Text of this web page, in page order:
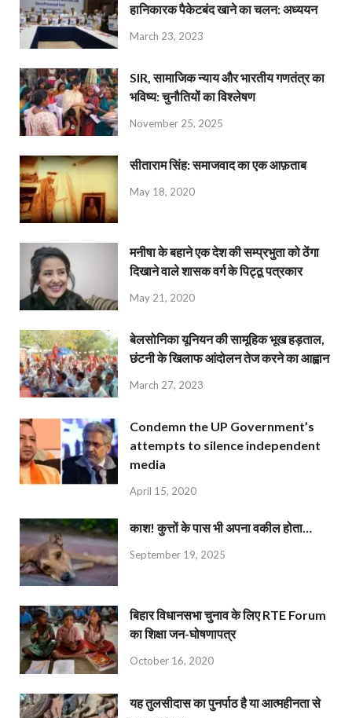
हानिकारक पैकेटबंद खाने का चलन: अध्ययन
March 23, 2023
SIR, सामाजिक न्याय और भारतीय गणतंत्र का
भविष्य: चुनौतियों का विश्लेषण
November 25, 2025
सीताराम सिंह: समाजवाद का एक आफ़ताब
May 18, 2020
मनीषा के बहाने एक देश की सम्प्रभुता को ठेंगा
दिखाने वाले शासक वर्ग के पिट्ठू पत्रकार
May 21, 2020
बेलसोनिका यूनियन की सामूहिक भूख हड़ताल,
छंटनी के खिलाफ आंदोलन तेज करने का आह्वान
March 27, 2023
Condemn the UP Government’s
attempts to silence independent
media
April 15, 2020
काश! कुत्तों के पास भी अपना वकील होता…
September 19, 2025
बिहार विधानसभा चुनाव के लिए RTE Forum
का शिक्षा जन-घोषणापत्र
October 16, 2020
यह तुलसीदास का पुनर्पाठ है या आत्महीनता से